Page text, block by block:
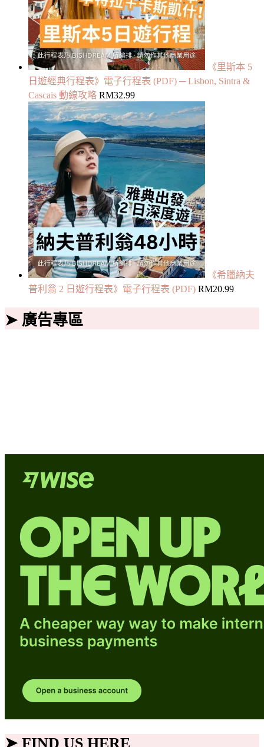
《里斯本 5
日遊經典行程表》電子行程表 (PDF) ─ Lisbon, Sintra &
Cascais 動線攻略 RM32.99
《希臘納夫
普利翁 2 日遊行程表》電子行程表 (PDF) RM20.99
➤ 廣告專區
➤ FIND US HERE